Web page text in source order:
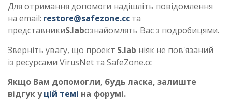
Для отримання допомоги надішліть повідомлення
на email: restore@safezone.cc та
представникиS.labознайомлять Вас з подробицями.
Зверніть увагу, що проект S.lab ніяк не пов'язаний
із ресурсами VirusNet та SafeZone.cc
Якщо Вам допомогли, будь ласка, залиште
відгук уцій темі на форумі.